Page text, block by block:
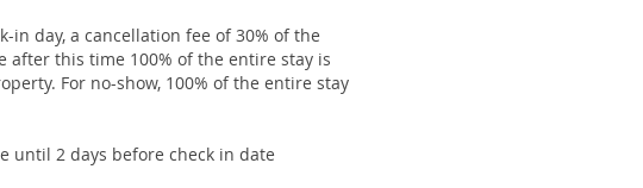
in day, a cancellation fee of 30% of the
after this time 100% of the entire stay is
For no-show, 100% of the entire stay
until 2 days before check in date